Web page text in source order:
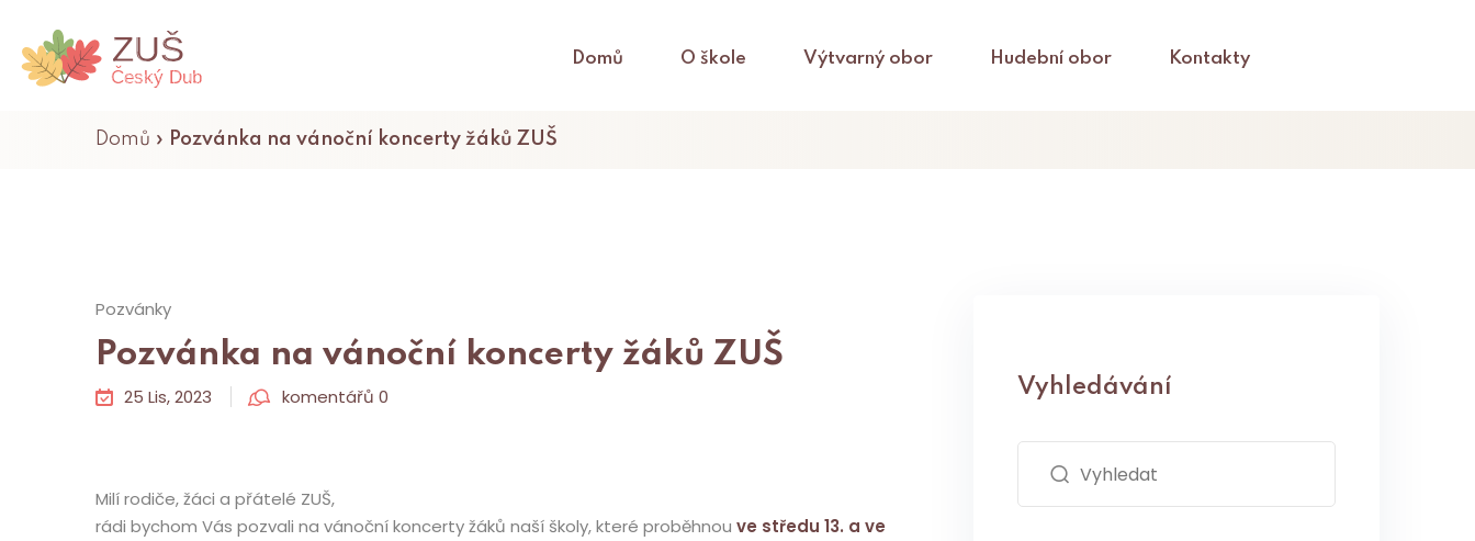
Domů O škole Výtvarný obor Hudební obor Kontakty
Domů » Pozvánka na vánoční koncerty žáků ZUŠ
Pozvánky
Pozvánka na vánoční koncerty žáků ZUŠ
25 Lis, 2023 komentářů 0
Milí rodiče, žáci a přátelé ZUŠ,
rádi bychom Vás pozvali na vánoční koncerty žáků naší školy, které proběhnou ve středu 13. a ve
Vyhledávání